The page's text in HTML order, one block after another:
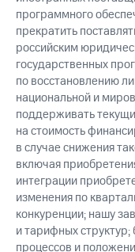
программного
прекратить
российским
государственных
по восстановлению
национальной и
поддерживать
на стоимость
в случае снижения
включая
интеграции
изменения по
конкуренции; нашу
и тарифных
процессов и